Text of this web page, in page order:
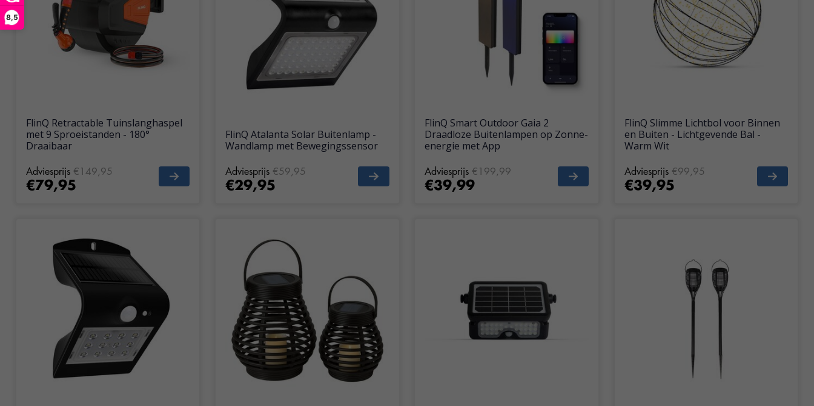
8,5
FlinQ Retractable Tuinslanghaspel
met 9 Sproeistanden - 180°
Draaibaar
Adviesprijs €149,95
€79,95
FlinQ Atalanta Solar Buitenlamp -
Wandlamp met Bewegingssensor
Adviesprijs €59,95
€29,95
FlinQ Smart Outdoor Gaia 2
Draadloze Buitenlampen op Zonne-
energie met App
Adviesprijs €199,99
€39,99
FlinQ Slimme Lichtbol voor Binnen
en Buiten - Lichtgevende Bal -
Warm Wit
Adviesprijs €99,95
€39,95